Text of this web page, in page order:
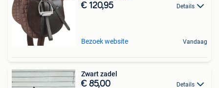
€ 120,95 Details
Bezoek website Vandaag
Zwart zadel
€ 85,00 Details